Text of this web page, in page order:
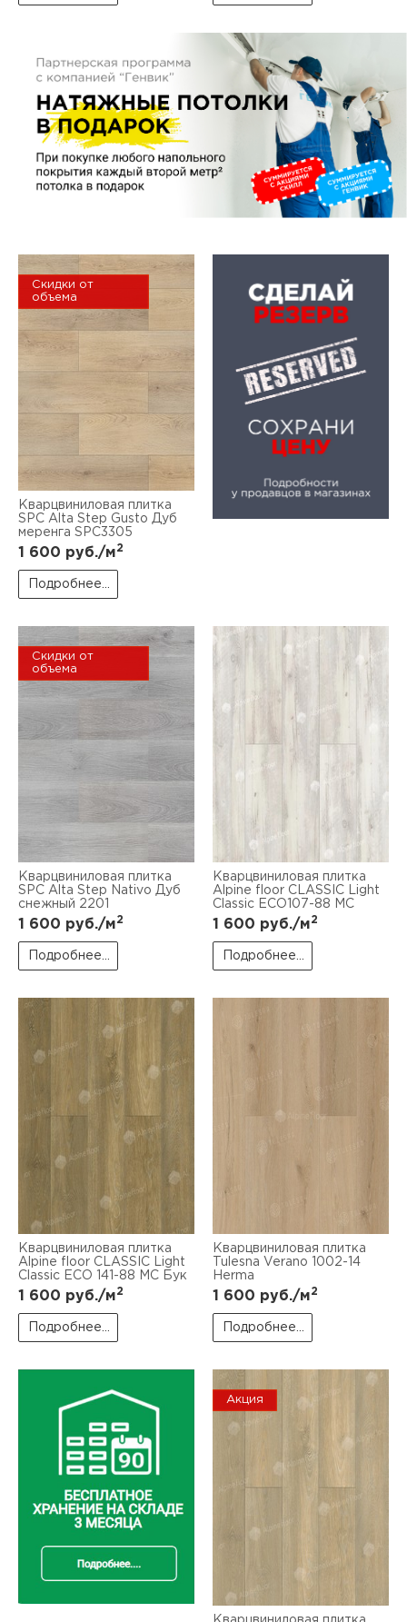
Скидки от
объема
Кварцвиниловая плитка
SPC Alta Step Gusto Дуб
меренга SPC3305
1 600 руб./м2
Подробнее...
Скидки от
объема
Кварцвиниловая плитка
SPC Alta Step Nativo Дуб
снежный 2201
1 600 руб./м2
Подробнее...
Кварцвиниловая плитка
Alpine floor CLASSIC Light
Classic ЕСО107-88 MC
1 600 руб./м2
Подробнее...
Кварцвиниловая плитка
Alpine floor CLASSIC Light
Classic ECO 141-88 MC Бук
1 600 руб./м2
Подробнее...
Кварцвиниловая плитка
Tulesna Verano 1002-14
Herma
1 600 руб./м2
Подробнее...
Акция